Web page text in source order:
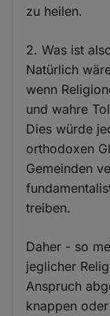
zu heilen.
2. Was ist
Natürlich
wenn
und wahre
Dies würde
orthodoxen
Gemeinden
treiben.
Daher - so
jeglicher
Anspruch
knappen